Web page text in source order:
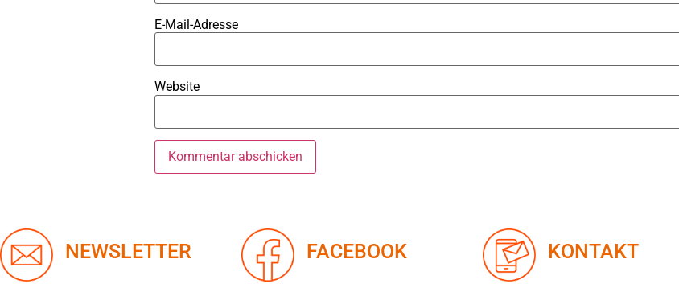
E-Mail-Adresse
Website
NEWSLETTER FACEBOOK KONTAKT